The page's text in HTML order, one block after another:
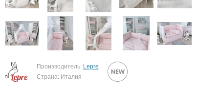
Производитель: Lepre
Страна: Италия